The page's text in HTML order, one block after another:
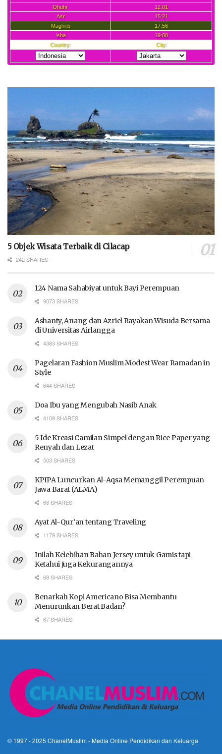
5 Objek Wisata Terbaik di Cilacap
242 SHARES
124 Nama Sahabiyat untuk Bayi Perempuan
9073 SHARES
Ashanty, Anang dan Azriel Rayakan Wisuda Bersama
di Universitas Airlangga
4383 SHARES
Pagelaran Fashion Muslim Modest Wear Ramadan in
Style
644 SHARES
Doa Ibu yang Mengubah Nasib Anak
4109 SHARES
5 Ide Kreasi Camilan Simpel dengan Rice Paper yang
Renyah dan Lezat
503 SHARES
KPIPA Luncurkan Al-Aqsa Memanggil Perempuan
Jawa Barat (ALMA)
68 SHARES
Ayat Al-Qur’an tentang Traveling
1179 SHARES
Inilah Kelebihan Bahan Jersey untuk Gamis tapi
Ketahui Juga Kekurangannya
68 SHARES
Benarkah Kopi Americano Bisa Membantu
Menurunkan Berat Badan?
67 SHARES
© 1997 - 2025 ChanelMuslim - Media Online Pendidikan dan Keluarga